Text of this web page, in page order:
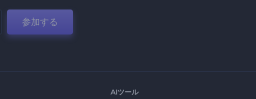
参加する
AIツール